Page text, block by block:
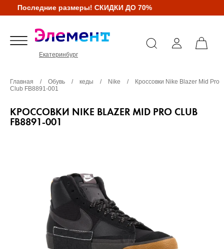
Последние размеры! СКИДКИ ДО 70%
Екатеринбург
Главная / Обувь / кеды / Nike /
Кроссовки Nike Blazer Mid Pro
Club FB8891-001
КРОССОВКИ NIKE BLAZER MID PRO CLUB
FB8891-001